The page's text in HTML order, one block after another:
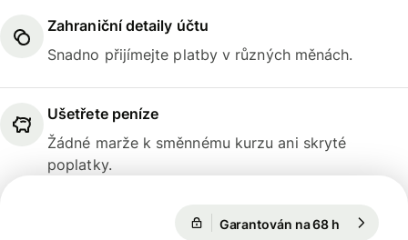
Zahraniční detaily účtu
Snadno přijímejte platby v různých měnách.
Ušetřete peníze
Žádné marže k směnnému kurzu ani skryté
poplatky.
Garantován na 68 h